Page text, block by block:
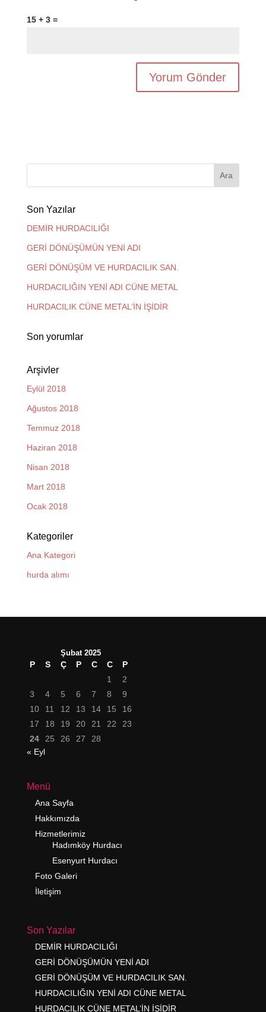
15 + 3 =
Son Yazılar
DEMİR HURDACILIĞI
GERİ DÖNÜŞÜMÜN YENİ ADI
GERİ DÖNÜŞÜM VE HURDACILIK SAN.
HURDACILIĞIN YENİ ADI CÜNE METAL
HURDACILIK CÜNE METAL’İN İŞİDİR
Son yorumlar
Arşivler
Eylül 2018
Ağustos 2018
Temmuz 2018
Haziran 2018
Nisan 2018
Mart 2018
Ocak 2018
Kategoriler
Ana Kategori
hurda alımı
Şubat 2025
P S Ç P C C
P
1
2
3
4 5 6 7 8
9
10
11 12 13 14 15
16
17
18 19 20 21 22
23
24
25 26 27
28
« Eyl
Menü
Ana Sayfa
Hakkımızda
Hizmetlerimiz
Hadımköy Hurdacı
Esenyurt Hurdacı
Foto Galeri
İletişim
Son Yazılar
DEMİR HURDACILIĞI
GERİ DÖNÜŞÜMÜN YENİ ADI
GERİ DÖNÜŞÜM VE HURDACILIK SAN.
HURDACILIĞIN YENİ ADI CÜNE METAL
HURDACILIK CÜNE METAL’İN İŞİDİR